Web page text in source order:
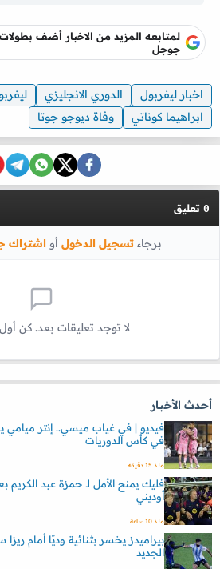
لمتابعه المزيد من الاخبار أضف
جوجل
اخبار ليفربول الدوري الانجليزي
ابراهيما كوناتي
وفاة ديوجو جوتا
0 تعليق
برجاءتسجيل الدخول أواشتراك
لا توجد تعليقات بعد. كن
أحدث الأخبار
فيديو | في غياب ميسي.. إنتر ميامي
في كأس الدوريات
منذ 15 دقيقه
فليك يمنح الأمل لـ حمزة عبد
أوديني
منذ 10 ساعة
بيراميدز يخسر بثنائية وديًا أمام
الجديد